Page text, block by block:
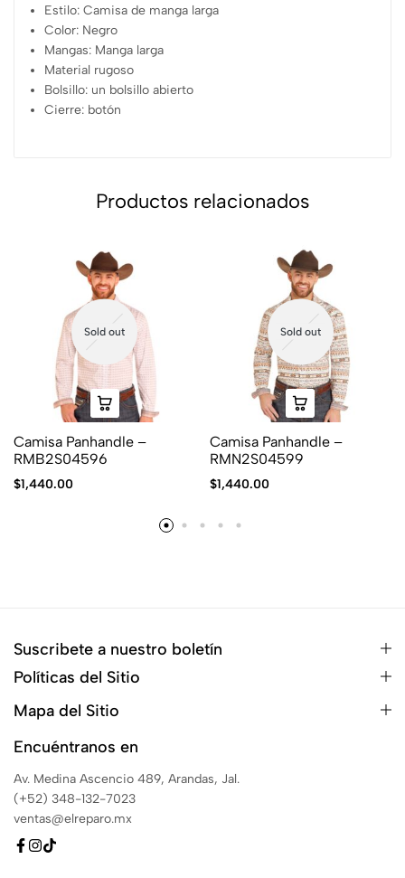
Estilo: Camisa de manga larga
Color: Negro
Mangas: Manga larga
Material rugoso
Bolsillo: un bolsillo abierto
Cierre: botón
Productos relacionados
Sold out
Camisa Panhandle –
RMB2S04596
$1,440.00
Sold out
Camisa Panhandle –
RMN2S04599
$1,440.00
Suscribete a nuestro boletín
Políticas del Sitio
Mapa del Sitio
Encuéntranos en
Av. Medina Ascencio 489, Arandas, Jal.
(+52) 348-132-7023
ventas@elreparo.mx